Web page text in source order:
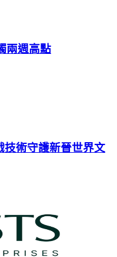
兩週高點
術守護新晉世界文